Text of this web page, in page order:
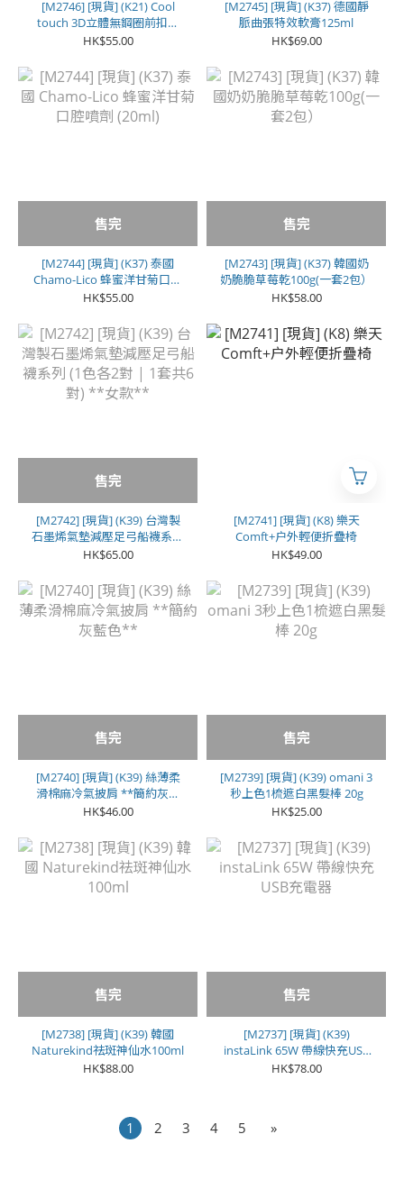
[M2746] [現貨] (K21) Cool
touch 3D立體無鋼圈前扣舒
適 Bra
HK$55.00
[M2745] [現貨] (K37) 德國靜
脈曲張特效軟膏125ml
HK$69.00
售完
[M2744] [現貨] (K37) 泰國
Chamo-Lico 蜂蜜洋甘菊口腔
噴劑 (20ml)
HK$55.00
售完
[M2743] [現貨] (K37) 韓國奶
奶脆脆草莓乾100g(一套2包）
HK$58.00
售完
[M2742] [現貨] (K39) 台灣製
石墨烯氣墊減壓足弓船襪系列
(1色各2對 | 1套共6對) **女
HK$65.00
[M2741] [現貨] (K8) 樂天
Comft+户外輕便折疊椅
HK$49.00
售完
[M2740] [現貨] (K39) 絲薄柔
滑棉麻冷氣披肩 **簡約灰藍
色**
HK$46.00
售完
[M2739] [現貨] (K39) omani 3
秒上色1梳遮白黑髮棒 20g
HK$25.00
售完
[M2738] [現貨] (K39) 韓國
Naturekind祛斑神仙水100ml
HK$88.00
售完
[M2737] [現貨] (K39)
instaLink 65W 帶線快充USB
充電器
HK$78.00
1 2 3 4 5 »